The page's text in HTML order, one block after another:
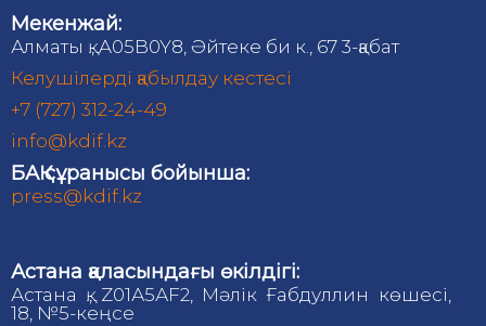
Мекенжай:
Алматы қ., A05B0Y8, Әйтеке би к., 67 3-қабат
Келушілерді қабылдау кестесі
+7 (727) 312-24-49
info@kdif.kz
БАҚ сұранысы бойынша:
press@kdif.kz
Астана қаласындағы өкілдігі:
Астана қ., Z01А5АF2, Мәлік Ғабдуллин көшесі,
18, №5-кеңсе